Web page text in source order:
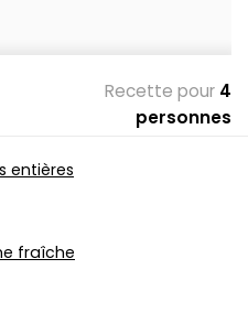
Recette pour 4
personnes
entières
fraîche